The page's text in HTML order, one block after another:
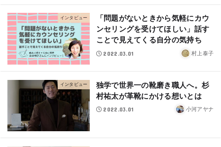
インタビュー
「問題がないときから気軽にカウ
ンセリングを受けてほしい」話す
ことで見えてくる自分の気持ち
2022.03.01 村上泰子
インタビュー
独学で世界一の靴磨き職人へ。杉
村祐太が革靴にかける想いとは
2022.03.01 小河アヤナ